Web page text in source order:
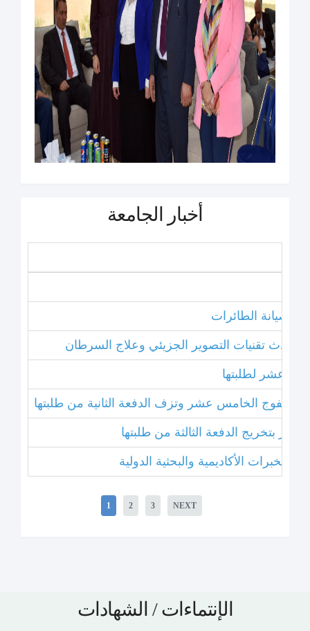
أخبار الجامعة
صيانة الطائرات
أحدث تقنيات التصوير الجزيئي وعلاج السرطان
عشر لطلبتها
الفوج الخامس عشر وتزف الدفعة الثانية من طلبتها
بتخريج الدفعة الثالثة من طلبتها
1 2 3 NEXT
الإنتماءات / الشهادات